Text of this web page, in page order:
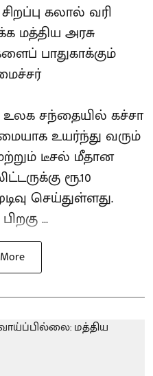
கலால் வரி
மத்திய அரசு
பாதுகாக்கும்
சந்தையில் கச்சா
உயர்ந்து வரும்
டீசல் மீதான
ரூ.10
செய்துள்ளது.
...